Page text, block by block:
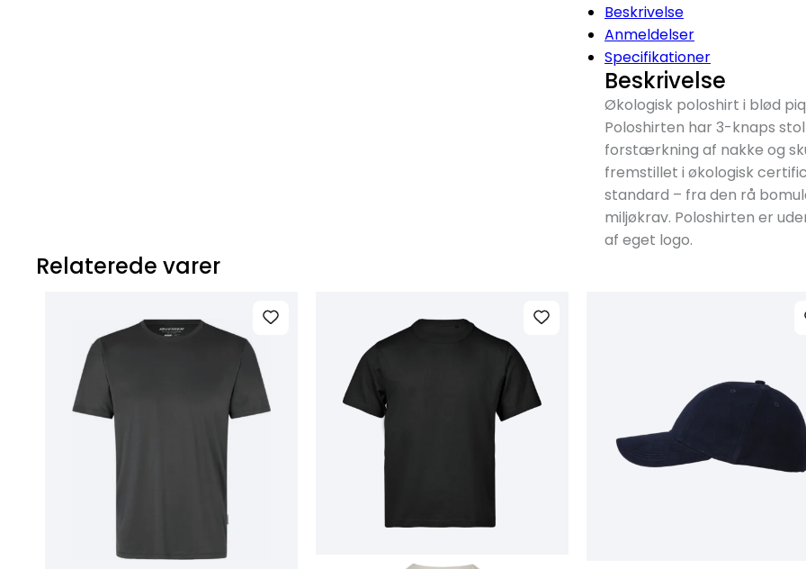
Beskrivelse
Anmeldelser
Specifikationer
Beskrivelse
Økologisk poloshirt i blød
Poloshirten har 3-knaps
forstærkning af nakke og
fremstillet i økologisk
standard – fra den rå
miljøkrav. Poloshirten er
af eget logo.
Relaterede varer